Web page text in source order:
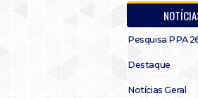
Pesquisa PPA
Destaque
Notícias Geral